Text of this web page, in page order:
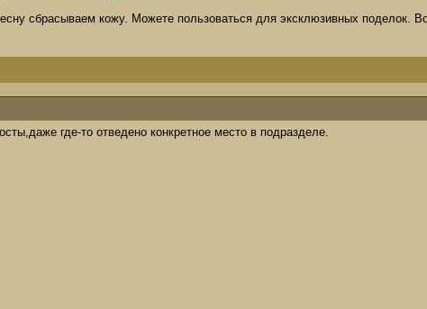
сбрасываем кожу. Можете пользоваться для эксклюзивных поделок.
где-то отведено конкретное место в подразделе.